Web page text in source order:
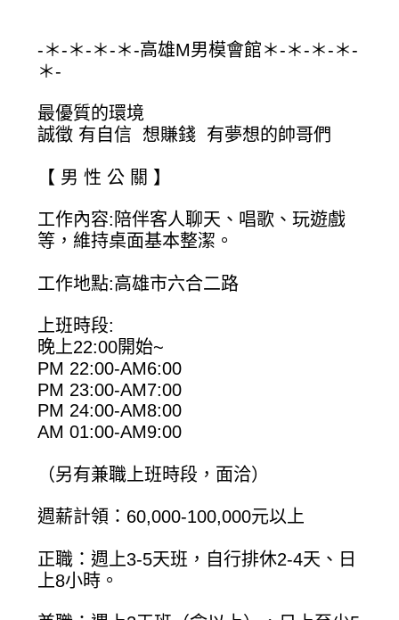
-＊-＊-＊-＊-高雄M男模會館＊-＊-＊-＊-
＊-
最優質的環境
誠徵 有自信 想賺錢 有夢想的帥哥們
【 男 性 公 關 】
工作內容:陪伴客人聊天、唱歌、玩遊戲
等，維持桌面基本整潔。
工作地點:高雄市六合二路
上班時段:
晚上22:00開始~
PM 22:00-AM6:00
PM 23:00-AM7:00
PM 24:00-AM8:00
AM 01:00-AM9:00
（另有兼職上班時段，面洽）
週薪計領：60,000-100,000元以上
正職：週上3-5天班，自行排休2-4天、日
上8小時。